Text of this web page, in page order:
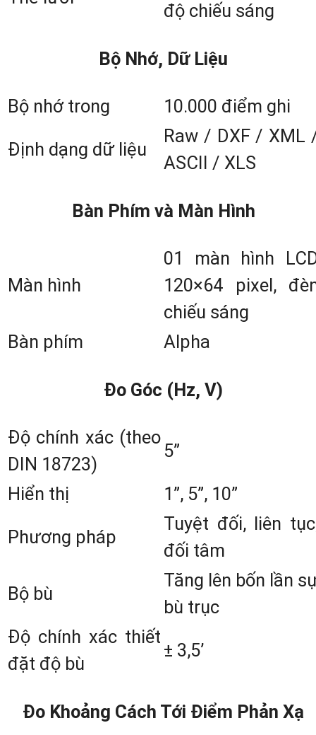
cao cấp và công nghệ tiên tiến nhất
hãng Nikon – Nhật Bản. Dòng máy
đảm bảo đo lường chính xác và tin
cho các công việc trắc địa đa dạng.
nhiều tính năng nổi bật và khả năng
lường linh hoạt, Nikon Nivo M Series
TỔNG QUAN VỀ MÁY TOÀN ĐẠC
TỬ NIKON NIVO M-SERIES: NIVO
NIVO 3M VÀ NIVO 5M
2. Đặc Điểm Cấu Tạo Máy
Nivo M-Series (2M, 3M và 5M)
trọng lượng
độ chiếu sáng
Bộ Nhớ, Dữ Liệu
Bộ nhớ trong 10.000 điểm ghi
Định dạng dữ liệu
Raw / DXF / XML
ASCII / XLS
Bàn Phím và Màn Hình
Màn hình
01 màn hình
120×64 pixel,
chiếu sáng
Bàn phím
Alpha
Đo Góc (Hz, V)
Độ chính xác (theo
DIN 18723)
5”
Hiển thị 1”, 5”, 10”
Phương pháp
Tuyệt đối, liên
đối tâm
Bộ bù
Tăng lên bốn lần
bù trục
Độ chính xác thiết
đặt độ bù
± 3,5’
Đo Khoảng Cách Tới Điểm Phản Xạ